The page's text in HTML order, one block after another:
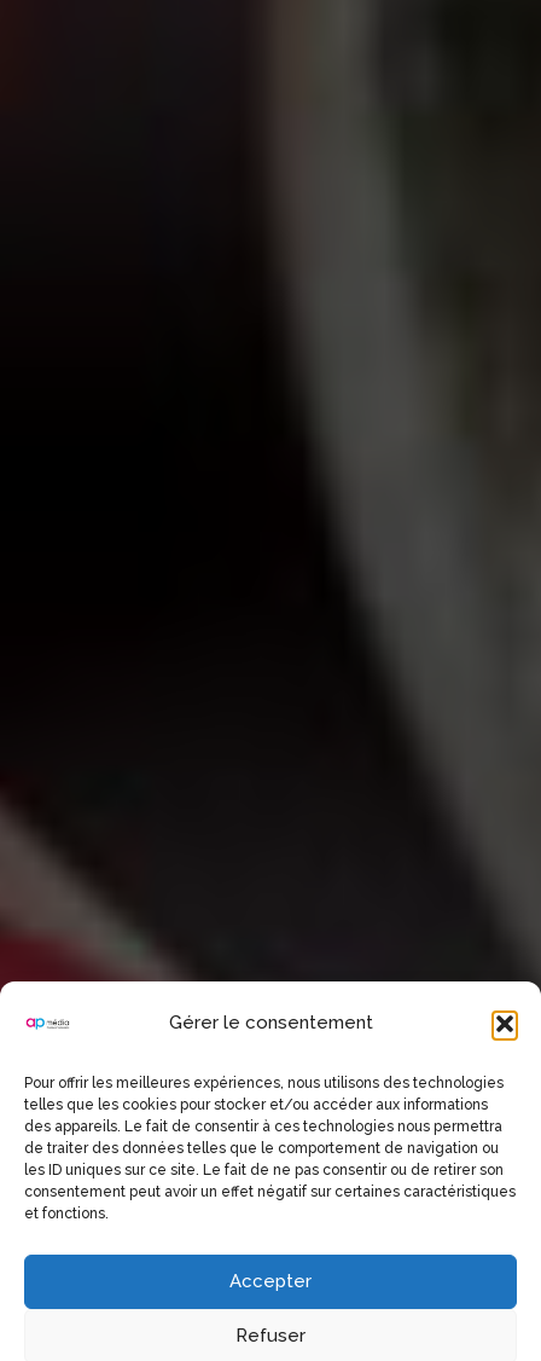
Gérer le consentement
Pour offrir les meilleures expériences, nous utilisons des technologies
telles que les cookies pour stocker et/ou accéder aux informations
des appareils. Le fait de consentir à ces technologies nous permettra
de traiter des données telles que le comportement de navigation ou
les ID uniques sur ce site. Le fait de ne pas consentir ou de retirer son
consentement peut avoir un effet négatif sur certaines caractéristiques
et fonctions.
Accepter
Refuser
17-19.08.2018
PHP CONFERENCE IN ISTANBUL
WATCH VIDEO